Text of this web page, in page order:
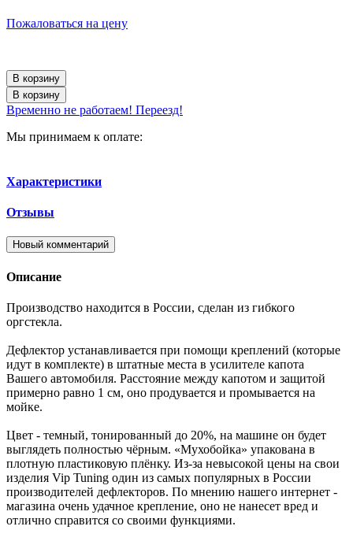
Пожаловаться на цену
В корзину
В корзину
Временно не работаем! Переезд!
Мы принимаем к оплате:
Характеристики
Отзывы
Новый комментарий
Описание
Производство находится в России, сделан из гибкого
оргстекла.
Дефлектор устанавливается при помощи креплений (которые
идут в комплекте) в штатные места в усилителе капота
Вашего автомобиля. Расстояние между капотом и защитой
примерно равно 1 см, оно продувается и промывается на
мойке.
Цвет - темный, тонированный до 20%, на машине он будет
выглядеть полностью чёрным. «Мухобойка» упакована в
плотную пластиковую плёнку. Из-за невысокой цены на свои
изделия Vip Tuning один из самых популярных в России
производителей дефлекторов. По мнению нашего интернет -
магазина очень удачное крепление, оно не нанесет вред и
отлично справится со своими функциями.